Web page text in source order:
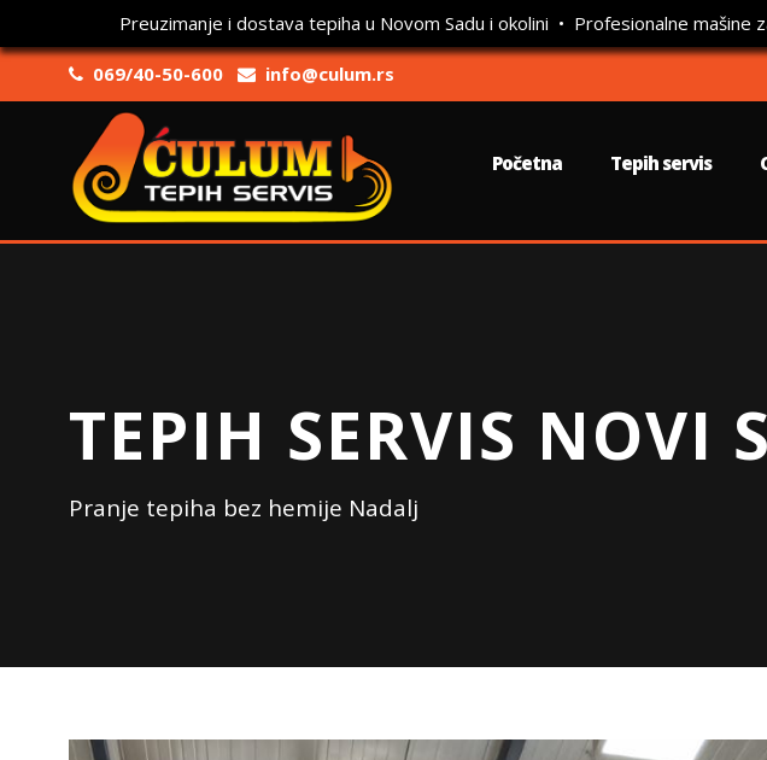
Preuzimanje i dostava tepiha u Novom Sadu i okolini • Profesionalne
069/40-50-600 info@culum.rs
Početna Tepih servis
TEPIH SERVIS NOVI
Pranje tepiha bez hemije Nadalj